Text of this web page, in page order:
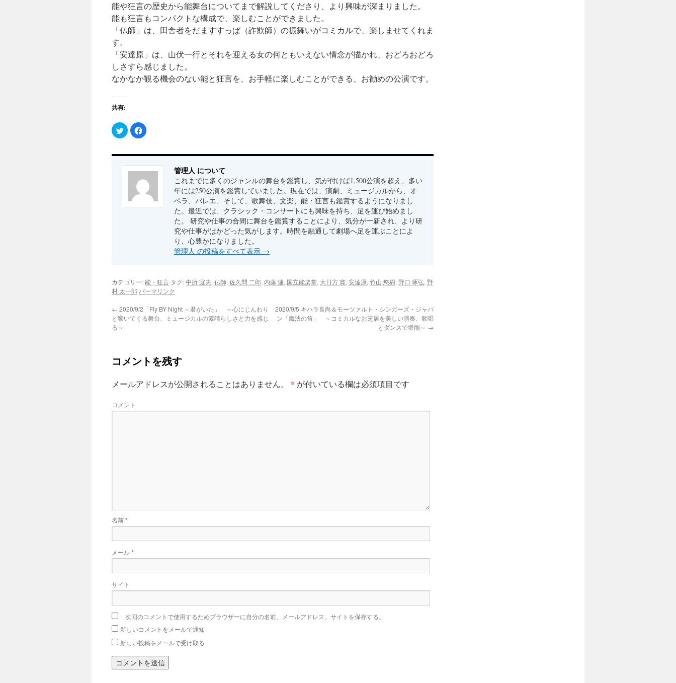
能や狂言の歴史から能舞台についてまで解説してくださり、より興味が深まりました。
能も狂言もコンパクトな構成で、楽しむことができました。
「仏師」は、田舎者をだますすっぱ（詐欺師）の振舞いがコミカルで、楽しませてくれま
す。
「安達原」は、山伏一行とそれを迎える女の何ともいえない情念が描かれ、おどろおどろ
しさすら感じました。
なかなか観る機会のない能と狂言を、お手軽に楽しむことができる、お勧めの公演です。
共有:
ク
リ
し
て
Twitter
で
い
ウ
Facebook
で
す
る
に
は
リ
ッ
ク
て
ウ
で
開
す)
管理人 について
これまでに多くのジャンルの舞台を鑑賞し、気が付けば1,500公演を超え、多い
年には250公演を鑑賞していました。現在では、演劇、ミュージカルから、オ
ペラ、バレエ、そして、歌舞伎、文楽、能・狂言も鑑賞するようになりまし
た。最近では、クラシック・コンサートにも興味を持ち、足を運び始めまし
た。 研究や仕事の合間に舞台を鑑賞することにより、気分が一新され、より研
究や仕事がはかどった気がします。時間を融通して劇場へ足を運ぶことによ
り、心豊かになりました。
管理人 の投稿をすべて表示 →
カテゴリー:能・狂言 タグ:中所 宜夫, 仏師, 佐久間 二郎, 内藤 連, 国立能楽堂, 大日方 寛, 安達原, 竹山 悠樹, 野口 琢弘, 野
村 太一郎 パーマリンク
← 2020/9/2「Fly BY Night ～君がいた」 ～心にじんわり
と響いてくる舞台、ミュージカルの素晴らしさと力を感じ
る～
2020/9/5 キハラ良尚＆モーツァルト・シンガーズ・ジャパ
ン「魔法の笛」 ～コミカルなお芝居を美しい演奏、歌唱
とダンスで堪能～ →
コメントを残す
メールアドレスが公開されることはありません。 * が付いている欄は必須項目です
コメント
名前*
メール*
サイト
次回のコメントで使用するためブラウザーに自分の名前、メールアドレス、サイトを保存する。
新しいコメントをメールで通知
新しい投稿をメールで受け取る